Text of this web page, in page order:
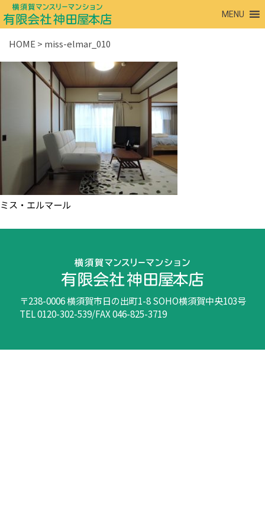
MENU
HOME > miss-elmar_010
ミス・エルマール
〒238-0006 横須賀市日の出町1-8 SOHO横須賀中央103号
TEL 0120-302-539/FAX 046-825-3719